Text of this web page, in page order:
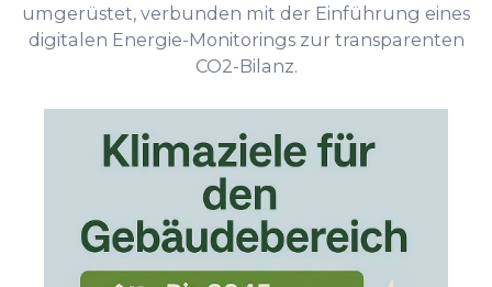
umgerüstet, verbunden mit der Einführung eines
digitalen Energie-Monitorings zur transparenten
CO2-Bilanz.